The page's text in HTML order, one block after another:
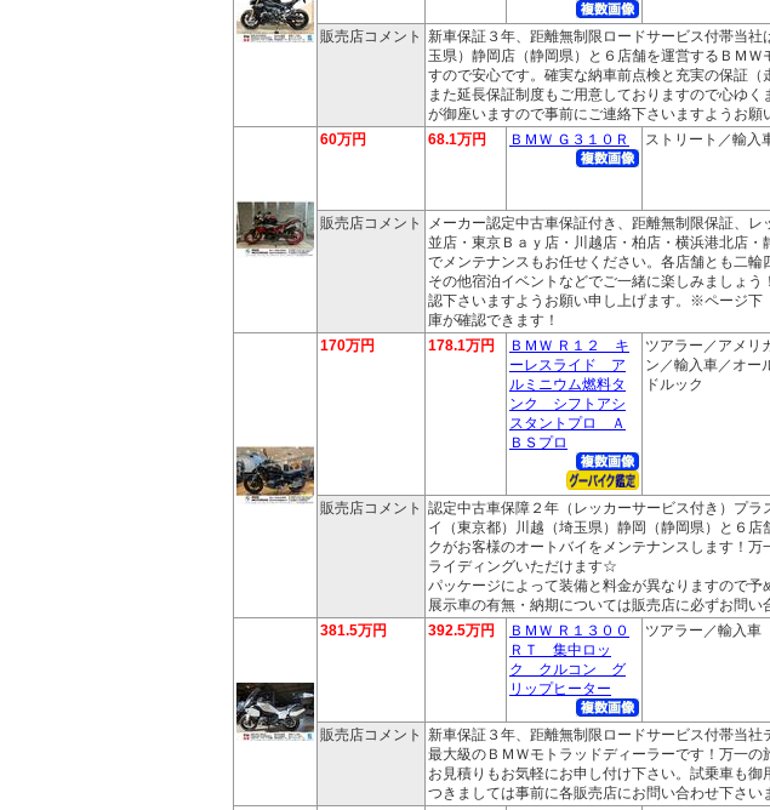
販売店コメント 新車保証３年、距離無制限ロードサービス付帯当
玉県）静岡店（静岡県）と６店舗を運営するＢＭ
すので安心です。確実な納車前点検と充実の保証
また延長保証制度もご用意しておりますので心ゆ
が御座いますので事前にご連絡下さいますようお願
60万円
68.1万円 ＢＭＷ Ｇ３１０Ｒ ストリート／輸入
販売店コメント
メーカー認定中古車保証付き、距離無制限保証、
並店・東京Ｂａｙ店・川越店・柏店・横浜港北店
でメンテナンスもお任せください。各店舗とも二
その他宿泊イベントなどでご一緒に楽しみましょ
認下さいますようお願い申し上げます。※ページ下
庫が確認できます！
170万円
178.1万円
ＢＭＷ Ｒ１２ キ
ーレスライド ア
ルミニウム燃料タ
ンク シフトアシ
スタントプロ Ａ
ＢＳプロ
ツアラー／アメリ
ン／輸入車／オー
ドルック
販売店コメント 認定中古車保障２年（レッカーサービス付き）プ
イ（東京都）川越（埼玉県）静岡（静岡県）と６
クがお客様のオートバイをメンテナンスします！
ライディングいただけます☆
パッケージによって装備と料金が異なりますので
展示車の有無・納期については販売店に必ずお問い
381.5万円
392.5万円
ＢＭＷ Ｒ１３００
ＲＴ 集中ロッ
ク クルコン グ
リップヒーター
ツアラー／輸入車
販売店コメント 新車保証３年、距離無制限ロードサービス付帯当
最大級のＢＭＷモトラッドディーラーです！万一
お見積りもお気軽にお申し付け下さい。試乗車も
つきましては事前に各販売店にお問い合わせ下さい